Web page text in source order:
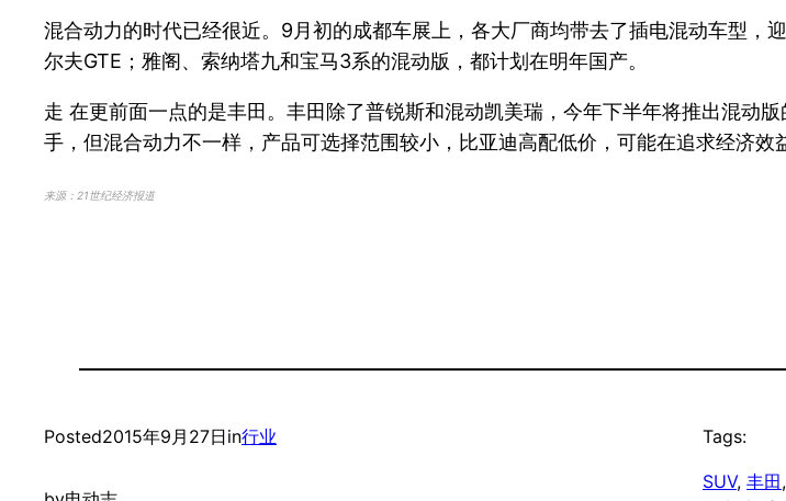
混合动力的时代已经很近。9月初的成都车展上，各大厂商均带去了插电混动车型
尔夫GTE；雅阁、索纳塔九和宝马3系的混动版，都计划在明年国产。
走 在更前面一点的是丰田。丰田除了普锐斯和混动凯美瑞，今年下半年将推出混动
手，但混合动力不一样，产品可选择范围较小，比亚迪高配低价，可能在追求经济效
来源：21世纪经济报道
Posted2015年9月27日in行业 Tags:
SUV, 丰田,